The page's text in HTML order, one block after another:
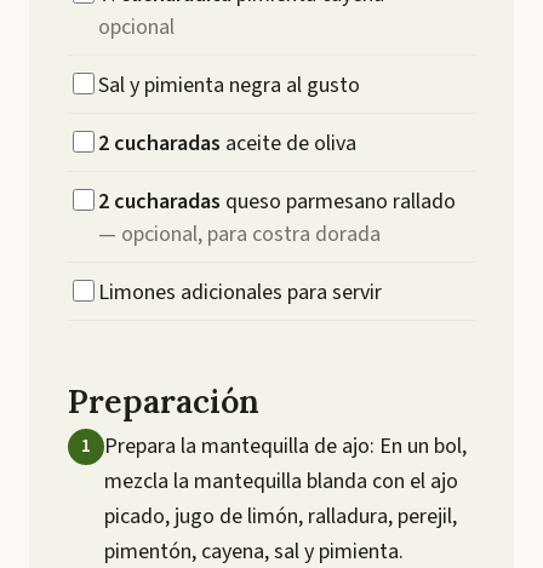
opcional
Sal y pimienta negra al gusto
2 cucharadas aceite de oliva
2 cucharadas queso parmesano rallado
— opcional, para costra dorada
Limones adicionales para servir
Preparación
Prepara la mantequilla de ajo: En un bol,
mezcla la mantequilla blanda con el ajo
picado, jugo de limón, ralladura, perejil,
pimentón, cayena, sal y pimienta.